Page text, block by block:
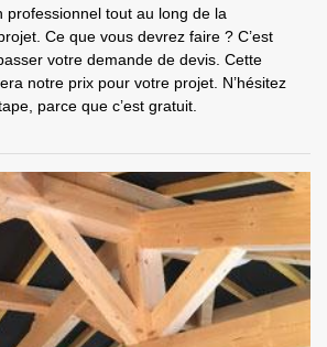
professionnel tout au long de la
Ce que vous devrez faire ? C’est
votre demande de devis. Cette
notre prix pour votre projet. N’hésitez
parce que c’est gratuit.